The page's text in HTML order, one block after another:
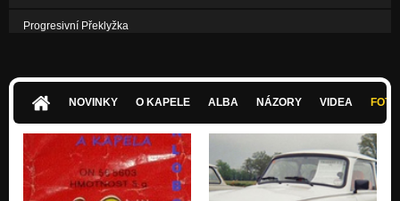
Progresivní Překlyžka
Michal Tučný
Nezařazeno
NOVINKY O KAPELE ALBA NÁZORY VIDEA